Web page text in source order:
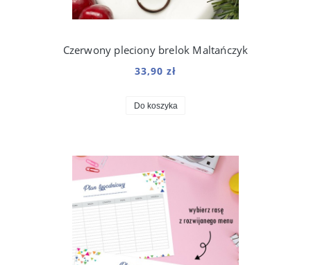
Czerwony pleciony brelok Maltańczyk
33,90 zł
Do koszyka